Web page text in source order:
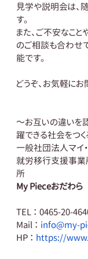
見学や説明会は、
す。
また、ご不安なこと
のご相談も合わせ
能です。
どうぞ、お気軽にお
～お互いの違いを
躍できる社会をつ
一般社団法人マイ
就労移行支援事
所
My Pieceおだわら
TEL ： 0465-20-
Mail ： info@my-
HP ： https://